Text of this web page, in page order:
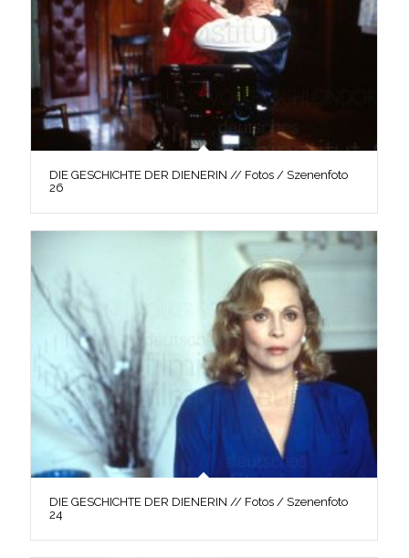
DIE GESCHICHTE DER DIENERIN // Fotos / Szenenfoto
26
DIE GESCHICHTE DER DIENERIN // Fotos / Szenenfoto
24